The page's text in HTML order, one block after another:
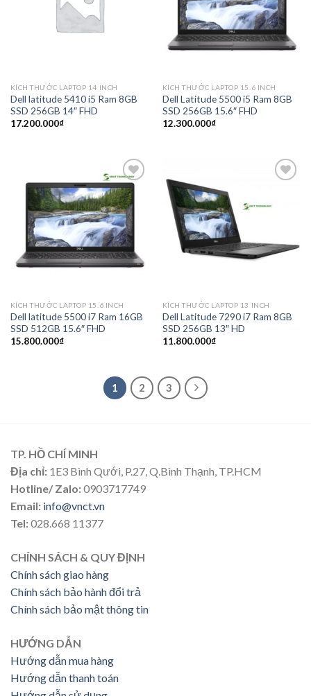
KÍCH THƯỚC LAPTOP 14 INCH
Dell latitude 5410 i5 Ram 8GB
SSD 256GB 14″ FHD
17.200.000₫
wishlist
KÍCH THƯỚC LAPTOP 15.6 INCH
Dell Latitude 5500 i5 Ram 8GB
SSD 256GB 15.6″ FHD
12.300.000₫
Add to
wishlist
KÍCH THƯỚC LAPTOP 15.6 INCH
Dell latitude 5500 i7 Ram 16GB
SSD 512GB 15.6″ FHD
15.800.000₫
KÍCH THƯỚC LAPTOP 13 INCH
Dell Latitude 7290 i7 Ram 8GB
SSD 256GB 13″ HD
11.800.000₫
1 2 3
TP. HỒ CHÍ MINH
Địa chỉ: 1E3 Bình Qưới, P.27, Q.Bình Thạnh, TP.HCM
Hotline/ Zalo:0903717749
Email: info@vnct.vn
Tel:028.668 11377
CHÍNH SÁCH & QUY ĐỊNH
Chính sách giao hàng
Chính sách bảo hành đổi trả
Chính sách bảo mật thông tin
HƯỚNG DẪN
Hướng dẫn mua hàng
Hướng dẫn thanh toán